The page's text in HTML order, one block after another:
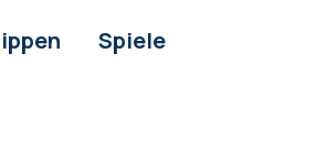
Spiele